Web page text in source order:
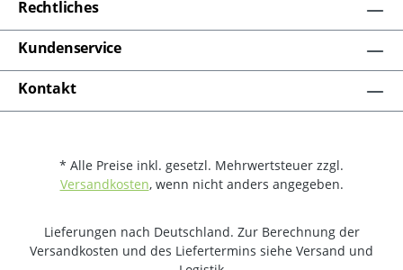
Rechtliches
Kundenservice
Kontakt
* Alle Preise inkl. gesetzl. Mehrwertsteuer zzgl.
Versandkosten, wenn nicht anders angegeben.
Lieferungen nach Deutschland. Zur Berechnung der
Versandkosten und des Liefertermins siehe Versand und